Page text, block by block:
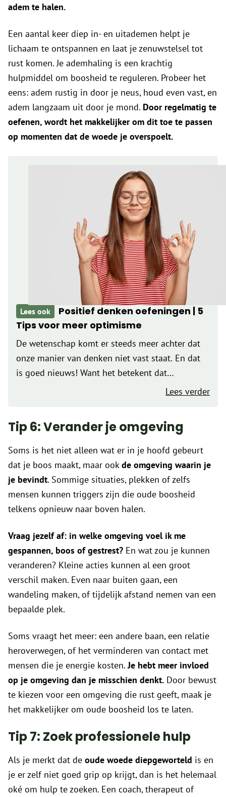
adem te halen.
Een aantal keer diep in- en uitademen helpt je
lichaam te ontspannen en laat je zenuwstelsel tot
rust komen. Je ademhaling is een krachtig
hulpmiddel om boosheid te reguleren. Probeer het
eens: adem rustig in door je neus, houd even vast, en
adem langzaam uit door je mond. Door regelmatig te
oefenen, wordt het makkelijker om dit toe te passen
op momenten dat de woede je overspoelt.
Lees ook
Positief denken oefeningen | 5
Tips voor meer optimisme
De wetenschap komt er steeds meer achter dat
onze manier van denken niet vast staat. En dat
is goed nieuws! Want het betekent dat
je optimistischer en positiever kunt worden door
Lees verder
Tip 6: Verander je omgeving
Soms is het niet alleen wat er in je hoofd gebeurt
dat je boos maakt, maar ookde omgeving waarin je
je bevindt. Sommige situaties, plekken of zelfs
mensen kunnen triggers zijn die oude boosheid
telkens opnieuw naar boven halen.
Vraag jezelf af: in welke omgeving voel ik me
gespannen, boos of gestrest? En wat zou je kunnen
veranderen? Kleine acties kunnen al een groot
verschil maken. Even naar buiten gaan, een
wandeling maken, of tijdelijk afstand nemen van een
bepaalde plek.
Soms vraagt het meer: een andere baan, een relatie
heroverwegen, of het verminderen van contact met
mensen die je energie kosten.Je hebt meer invloed
op je omgeving dan je misschien denkt. Door bewust
te kiezen voor een omgeving die rust geeft, maak je
het makkelijker om oude boosheid los te laten.
Tip 7: Zoek professionele hulp
Als je merkt dat de oude woede diepgeworteld is en
je er zelf niet goed grip op krijgt, dan is het helemaal
oké om hulp te zoeken. Een coach, therapeut of